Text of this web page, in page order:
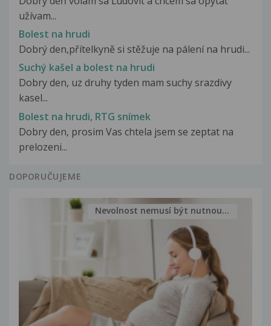
užívam...
Bolest na hrudi
Dobrý den,přítelkyně si stěžuje na pálení na hrudi...
Suchý kašel a bolest na hrudi
Dobry den, uz druhy tyden mam suchy srazdivy
kasel...
Bolest na hrudi, RTG snímek
Dobry den, prosim Vas chtela jsem se zeptat na
prelozeni...
DOPORUČUJEME
Nevolnost nemusí být nutnou...